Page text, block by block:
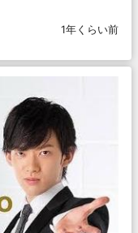
1年くらい前